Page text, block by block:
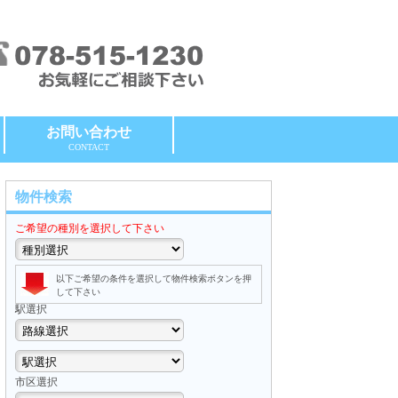
お問い合わせ
CONTACT
物件検索
ご希望の種別を選択して下さい
以下ご希望の条件を選択して物件検索ボタンを押
して下さい
駅選択
市区選択